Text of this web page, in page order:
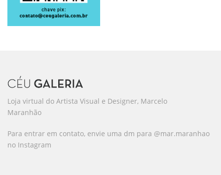
Loja virtual do Artista Visual e Designer, Marcelo
Maranhão
Para entrar em contato, envie uma dm para @mar.maranhao
no Instagram